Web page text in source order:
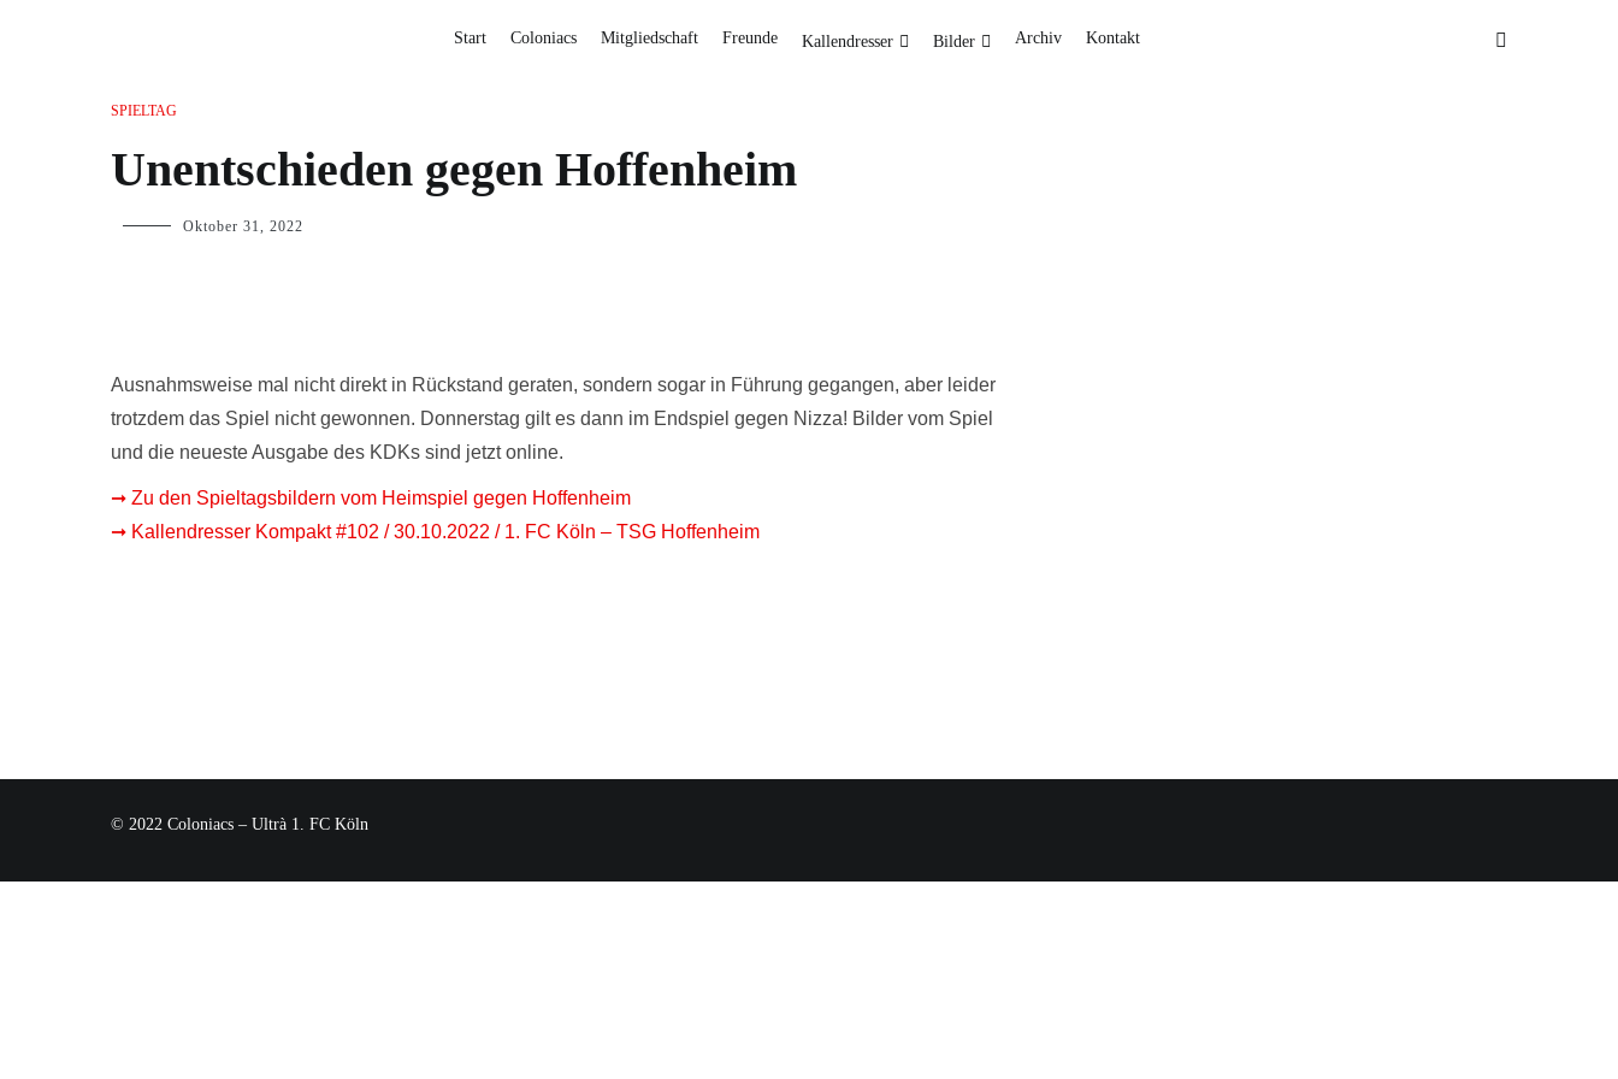
Start Coloniacs Mitgliedschaft Freunde Kallendresser Bilder Archiv Kontakt
SPIELTAG
Unentschieden gegen Hoffenheim
Oktober 31, 2022
Ausnahmsweise mal nicht direkt in Rückstand geraten, sondern sogar in Führung gegangen, aber leider
trotzdem das Spiel nicht gewonnen. Donnerstag gilt es dann im Endspiel gegen Nizza! Bilder vom Spiel
und die neueste Ausgabe des KDKs sind jetzt online.
➞ Zu den Spieltagsbildern vom Heimspiel gegen Hoffenheim
➞ Kallendresser Kompakt #102 / 30.10.2022 / 1. FC Köln – TSG Hoffenheim
© 2022 Coloniacs – Ultrà 1. FC Köln